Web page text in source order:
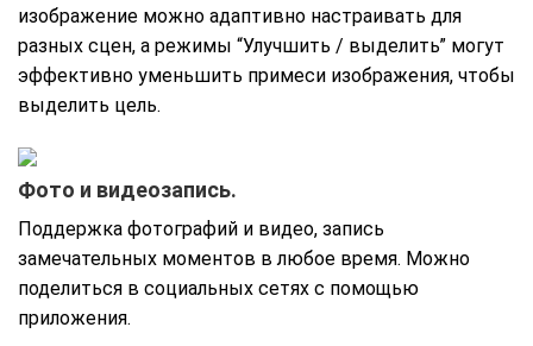
изображение можно адаптивно настраивать для
разных сцен, а режимы “Улучшить / выделить” могут
эффективно уменьшить примеси изображения, чтобы
выделить цель.
Фото и видеозапись.
Поддержка фотографий и видео, запись
замечательных моментов в любое время. Можно
поделиться в социальных сетях с помощью
приложения.